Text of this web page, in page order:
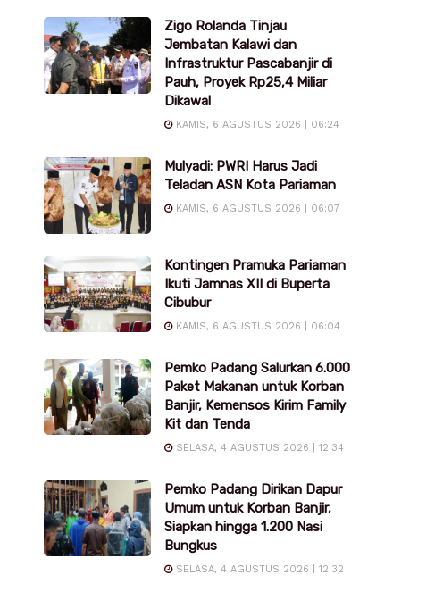
Zigo Rolanda Tinjau
Jembatan Kalawi dan
Infrastruktur Pascabanjir di
Pauh, Proyek Rp25,4 Miliar
Dikawal
KAMIS, 6 AGUSTUS 2026 | 06:24
Mulyadi: PWRI Harus Jadi
Teladan ASN Kota Pariaman
KAMIS, 6 AGUSTUS 2026 | 06:07
Kontingen Pramuka Pariaman
Ikuti Jamnas XII di Buperta
Cibubur
KAMIS, 6 AGUSTUS 2026 | 06:04
Pemko Padang Salurkan 6.000
Paket Makanan untuk Korban
Banjir, Kemensos Kirim Family
Kit dan Tenda
SELASA, 4 AGUSTUS 2026 | 12:34
Pemko Padang Dirikan Dapur
Umum untuk Korban Banjir,
Siapkan hingga 1.200 Nasi
Bungkus
SELASA, 4 AGUSTUS 2026 | 12:32